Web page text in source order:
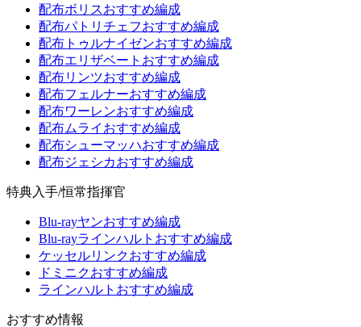
配布ボリスおすすめ編成
配布パトリチェフおすすめ編成
配布トゥルナイゼンおすすめ編成
配布エリザベートおすすめ編成
配布リンツおすすめ編成
配布フェルナーおすすめ編成
配布ワーレンおすすめ編成
配布ムライおすすめ編成
配布シューマッハおすすめ編成
配布ジェシカおすすめ編成
特典入手/恒常指揮官
Blu-rayヤンおすすめ編成
Blu-rayラインハルトおすすめ編成
ケッセルリンクおすすめ編成
ドミニクおすすめ編成
ラインハルトおすすめ編成
おすすめ情報